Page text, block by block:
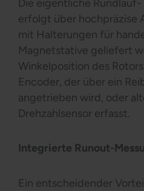
Die eigentliche
erfolgt über hochpräzise
mit Halterungen für
Magnetstative geliefert
Winkelposition des
Encoder, der über ein
angetrieben wird, oder
Drehzahlsensor erfasst.
Integrierte Runout-
Ein entscheidender